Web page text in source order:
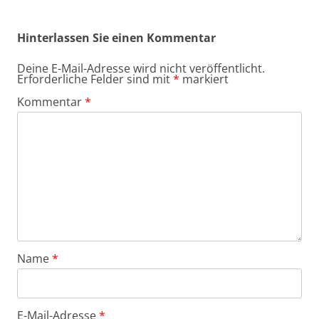
Hinterlassen Sie einen Kommentar
Deine E-Mail-Adresse wird nicht veröffentlicht.
Erforderliche Felder sind mit* markiert
Kommentar*
Name*
E-Mail-Adresse*